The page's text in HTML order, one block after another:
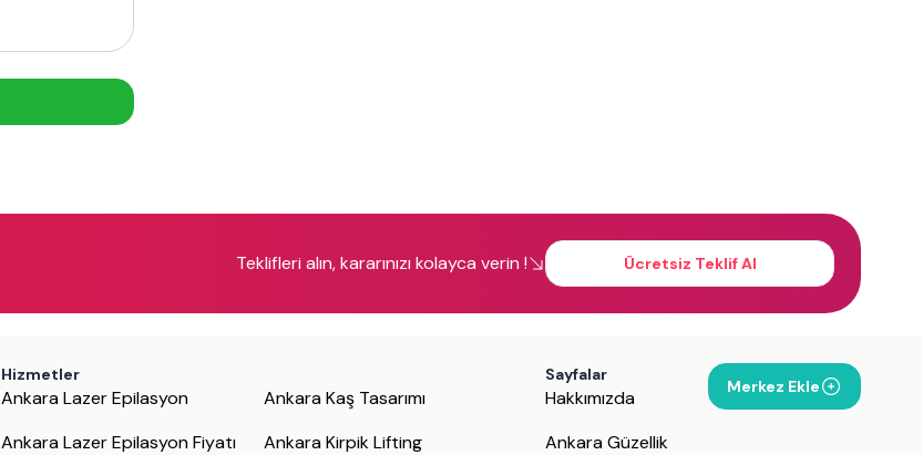
Teklifleri alın, kararınızı kolayca verin ! Ücretsiz Teklif Al
Hizmetler
Ankara Lazer Epilasyon
Ankara Lazer Epilasyon Fiyatı
Ankara Kaş Tasarımı
Ankara Kirpik Lifting
Sayfalar
Hakkımızda
Ankara Güzellik
Merkez Ekle